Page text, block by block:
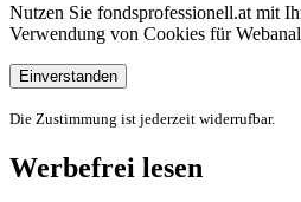
Nutzen Sie fondsprofessionell.at mit
Verwendung von Cookies für
Einverstanden
Die Zustimmung ist jederzeit widerrufbar.
Werbefrei lesen